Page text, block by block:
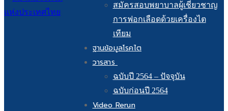
สมัครสอบพยาบาลผู้เชี่ยวชาญ
การฟอกเลือดด้วยเครื่องไต
เทียม
ฐานข้อมูลโรคไต
วารสาร
ฉบับปี 2564 – ปัจจุบัน
ฉบับก่อนปี 2564
Video Rerun